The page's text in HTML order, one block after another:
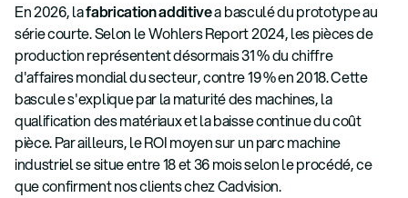
En 2026, lafabrication additivea basculé du prototype au
série courte. Selon le Wohlers Report 2024, les pièces de
production représentent désormais 31 % du chiffre
d'affaires mondial du secteur, contre 19 % en 2018. Cette
bascule s'explique par la maturité des machines, la
qualification des matériaux et la baisse continue du coût
pièce. Par ailleurs, le ROI moyen sur un parc machine
industriel se situe entre 18 et 36 mois selon le procédé, ce
que confirment nos clients chez Cadvision.